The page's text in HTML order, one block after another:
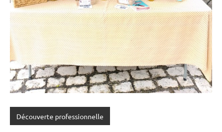
Découverte professionnelle